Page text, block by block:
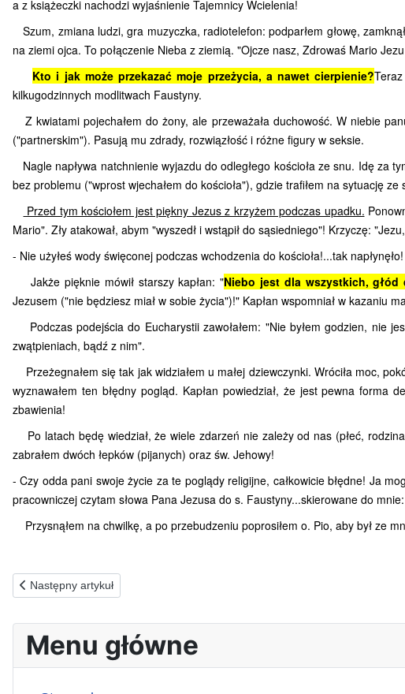
a z książeczki nachodzi wyjaśnienie Tajemnicy Wcielenia!
Szum, zmiana ludzi, gra muzyczka, radiotelefon: podparłem głowę,
na ziemi ojca. To połączenie Nieba z ziemią. "Ojcze nasz, Zdrowaś Mario
Kto i jak może przekazać moje przeżycia, a nawet cierpienie?
kilkugodzinnych modlitwach Faustyny.
Z kwiatami pojechałem do żony, ale przeważała duchowość. W niebie
("partnerskim"). Pasują mu zdrady, rozwiązłość i różne figury w seksie.
Nagle napływa natchnienie wyjazdu do odległego kościoła ze snu. Idę za
bez problemu ("wprost wjechałem do kościoła"), gdzie trafiłem na sytuację
Przed tym kościołem jest piękny Jezus z krzyżem podczas upadku.
Mario". Zły atakował, abym "wyszedł i wstąpił do sąsiedniego"! Krzyczę:
- Nie użyłeś wody święconej podczas wchodzenia do kościoła!...tak napłynęło!
Jakże pięknie mówił starszy kapłan: "Niebo jest dla wszystkich,
Jezusem ("nie będziesz miał w sobie życia")!" Kapłan wspomniał w kazaniu
Podczas podejścia do Eucharystii zawołałem: "Nie byłem godzien, nie
zwątpieniach, bądź z nim".
Przeżegnałem się tak jak widziałem u małej dziewczynki. Wróciła moc,
wyznawałem ten błędny pogląd. Kapłan powiedział, że jest pewna
zbawienia!
Po latach będę wiedział, że wiele zdarzeń nie zależy od nas (płeć,
zabrałem dwóch łepków (pijanych) oraz św. Jehowy!
- Czy odda pani swoje życie za te poglądy religijne, całkowicie błędne! Ja
pracowniczej czytam słowa Pana Jezusa do s. Faustyny...skierowane do
Przysnąłem na chwilkę, a po przebudzeniu poprosiłem o. Pio, aby był ze
Poprzednia strona: 15.10.1990(p) NIE JEST ŁATWO ODEJŚĆ STĄD!
Następny artykuł
Menu główne